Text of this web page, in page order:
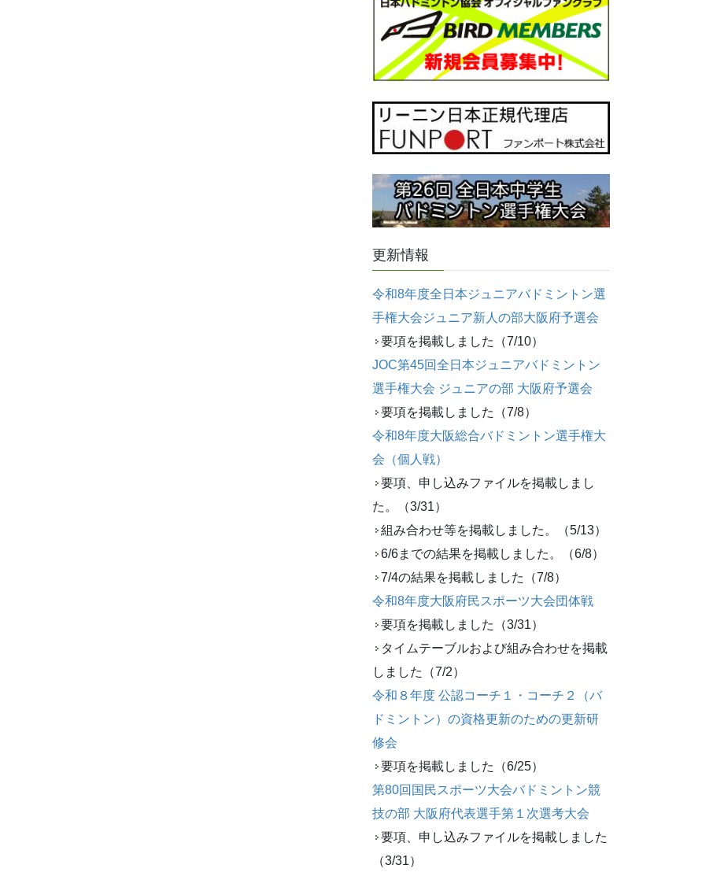
更新情報
令和8年度全日本ジュニアバドミントン選
手権大会ジュニア新人の部大阪府予選会
要項を掲載しました（7/10）
JOC第45回全日本ジュニアバドミントン
選手権大会 ジュニアの部 大阪府予選会
要項を掲載しました（7/8）
令和8年度大阪総合バドミントン選手権大
会（個人戦）
要項、申し込みファイルを掲載しまし
た。（3/31）
組み合わせ等を掲載しました。（5/13）
6/6までの結果を掲載しました。（6/8）
7/4の結果を掲載しました（7/8）
令和8年度大阪府民スポーツ大会団体戦
要項を掲載しました（3/31）
タイムテーブルおよび組み合わせを掲載
しました（7/2）
令和８年度 公認コーチ１・コーチ２（バ
ドミントン）の資格更新のための更新研
修会
要項を掲載しました（6/25）
第80回国民スポーツ大会バドミントン競
技の部 大阪府代表選手第１次選考大会
要項、申し込みファイルを掲載しました
（3/31）